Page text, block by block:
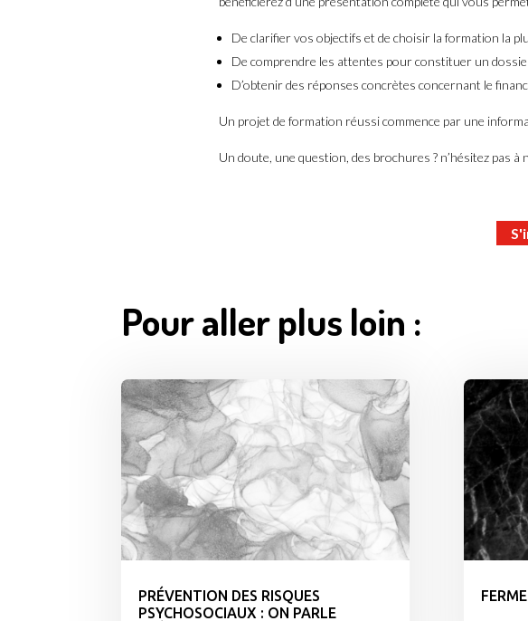
De clarifier vos objectifs et de choisir la formation la
De comprendre les attentes pour constituer un
D’obtenir des réponses concrètes concernant le
Un projet de formation réussi commence par une
Un doute, une question, des brochures ? n’hésitez pas
Pour aller plus loin :
PRÉVENTION DES RISQUES
PSYCHOSOCIAUX : ON PARLE